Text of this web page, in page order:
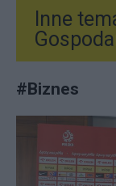
Inne
#Biznes